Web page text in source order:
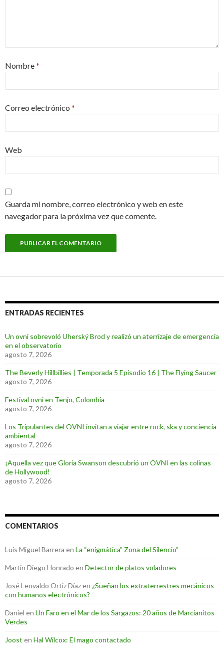
Nombre*
Correo electrónico *
Web
Guarda mi nombre, correo electrónico y web en este
navegador para la próxima vez que comente.
ENTRADAS RECIENTES
Un ovni sobrevoló Uherský Brod y realizó un aterrizaje de emergencia
en el observatorio
agosto 7, 2026
The Beverly Hillbillies | Temporada 5 Episodio 16 | The Flying Saucer
agosto 7, 2026
Festival ovni en Tenjo, Colombia
agosto 7, 2026
Los Tripulantes del OVNI invitan a viajar entre rock, ska y conciencia
ambiental
agosto 7, 2026
¡Aquella vez que Gloria Swanson descubrió un OVNI en las colinas
de Hollywood!
agosto 7, 2026
COMENTARIOS
Luis Miguel Barrera en La “enigmática” Zona del Silencio”
Martin Diego Honrado en Detector de platos voladores
José Leovaldo Ortiz Díazen ¿Sueñan los extraterrestres mecánicos
con humanos electrónicos?
Daniel en Un Faro en el Mar de los Sargazos: 20 años de Marcianitos
Verdes
Joost en Hal Wilcox: El mago contactado